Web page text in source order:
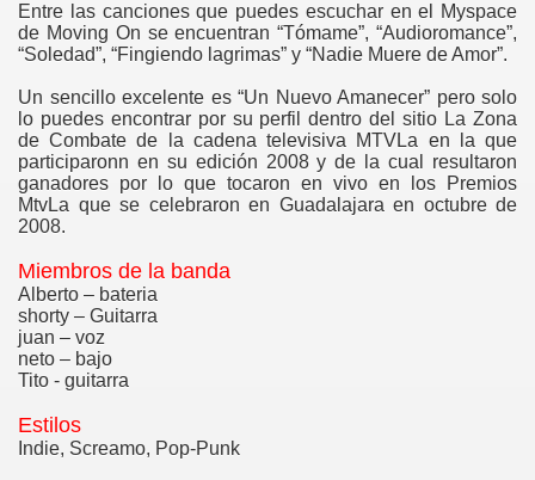
Entre las canciones que puedes escuchar en el Myspace
de Moving On se encuentran “Tómame”, “Audioromance”,
“Soledad”, “Fingiendo lagrimas” y “Nadie Muere de Amor”.
Un sencillo excelente es “Un Nuevo Amanecer” pero solo
lo puedes encontrar por su perfil dentro del sitio La Zona
de Combate de la cadena televisiva MTVLa en la que
participaronn en su edición 2008 y de la cual resultaron
ganadores por lo que tocaron en vivo en los Premios
MtvLa que se celebraron en Guadalajara en octubre de
2008.
Miembros de la banda
Alberto – bateria
shorty – Guitarra
juan – voz
neto – bajo
Tito - guitarra
Estilos
Indie, Screamo, Pop-Punk